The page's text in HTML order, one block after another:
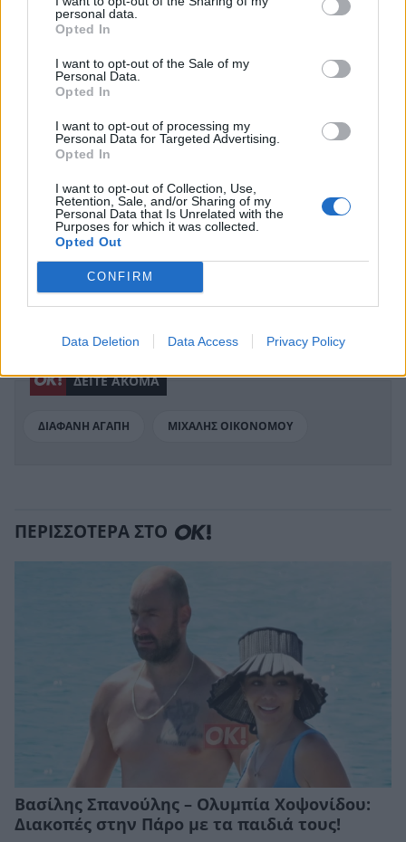
personal data.
Opted In
I want to opt-out of the Sale of my
Personal Data.
Opted In
I want to opt-out of processing my
Personal Data for Targeted Advertising.
Opted In
I want to opt-out of Collection, Use,
Retention, Sale, and/or Sharing of my
Personal Data that Is Unrelated with the
Purposes for which it was collected.
Opted Out
CONFIRM
Data Deletion Data Access Privacy Policy
Μιχάλης Οικονόμου για την προσωπική του
ζωή: «Έχω σβήσει σχόλια, αλλά για να
ξορκίσω την κακή ενέργεια…»
ΔΕΙΤΕ ΑΚΟΜΑ
ΔΙΑΦΑΝΗ ΑΓΑΠΗ ΜΙΧΑΛΗΣ ΟΙΚΟΝΟΜΟΥ
ΠΕΡΙΣΣΟΤΕΡΑ ΣΤΟ
Βασίλης Σπανούλης – Ολυμπία Χοψονίδου:
Διακοπές στην Πάρο με τα παιδιά τους!